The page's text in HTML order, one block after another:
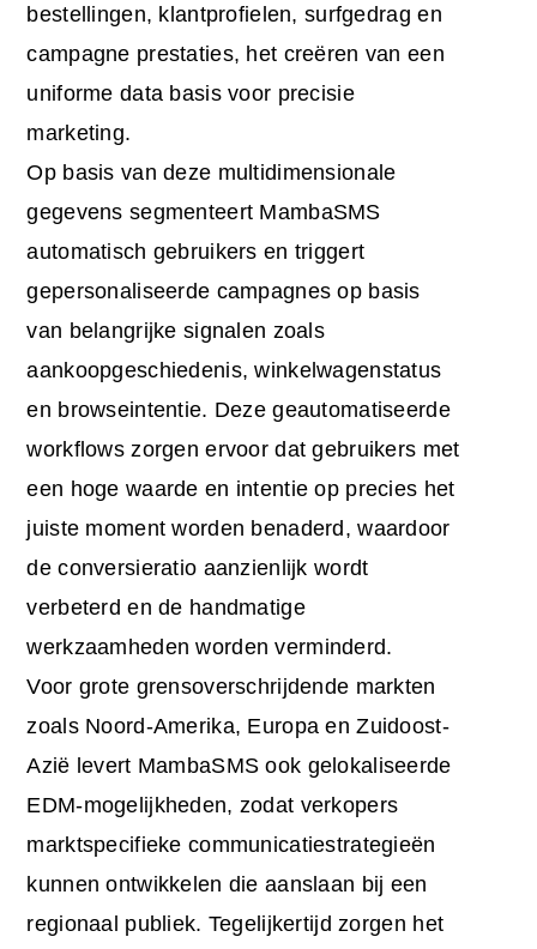
bestellingen, klantprofielen, surfgedrag en
campagne prestaties, het creëren van een
uniforme data basis voor precisie
marketing.
Op basis van deze multidimensionale
gegevens segmenteert MambaSMS
automatisch gebruikers en triggert
gepersonaliseerde campagnes op basis
van belangrijke signalen zoals
aankoopgeschiedenis, winkelwagenstatus
en browseintentie. Deze geautomatiseerde
workflows zorgen ervoor dat gebruikers met
een hoge waarde en intentie op precies het
juiste moment worden benaderd, waardoor
de conversieratio aanzienlijk wordt
verbeterd en de handmatige
werkzaamheden worden verminderd.
Voor grote grensoverschrijdende markten
zoals Noord-Amerika, Europa en Zuidoost-
Azië levert MambaSMS ook gelokaliseerde
EDM-mogelijkheden, zodat verkopers
marktspecifieke communicatiestrategieën
kunnen ontwikkelen die aanslaan bij een
regionaal publiek. Tegelijkertijd zorgen het